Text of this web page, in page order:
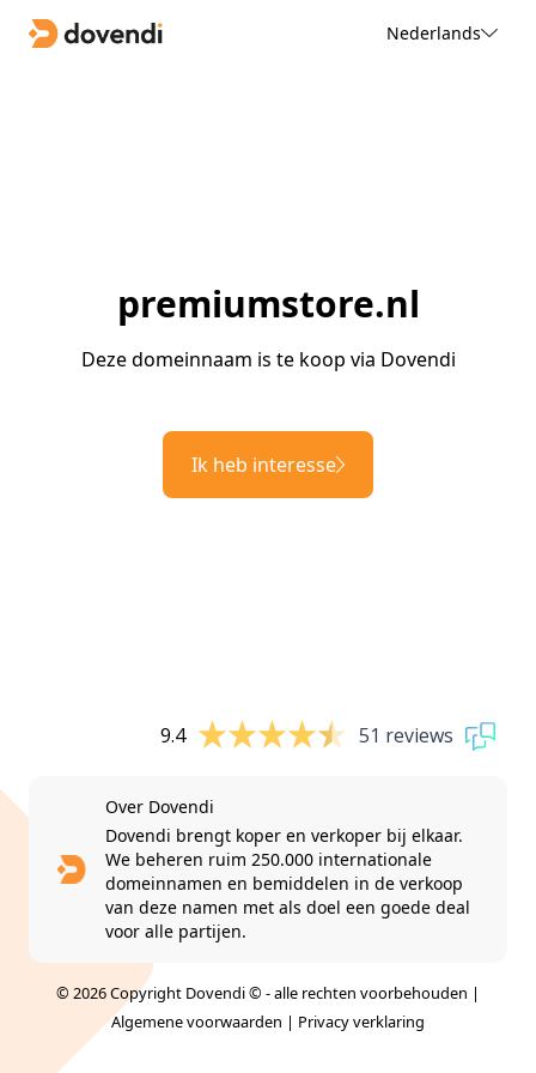
Nederlands
premiumstore.nl
Deze domeinnaam is te koop via Dovendi
Ik heb interesse
9.4 51 reviews
Over Dovendi
Dovendi brengt koper en verkoper bij elkaar.
We beheren ruim 250.000 internationale
domeinnamen en bemiddelen in de verkoop
van deze namen met als doel een goede deal
voor alle partijen.
© 2026 Copyright Dovendi © - alle rechten voorbehouden |
Algemene voorwaarden | Privacy verklaring